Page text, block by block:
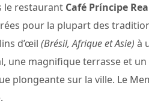
le restaurant Café Príncipe
pour la plupart des
d’œil (Brésil, Afrique et Asie) à
une magnifique terrasse et
plongeante sur la ville. Le